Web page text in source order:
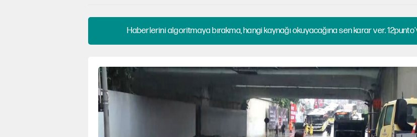
Haberlerini algoritmaya bırakma, hangi kaynağı okuyacağına sen karar ver.